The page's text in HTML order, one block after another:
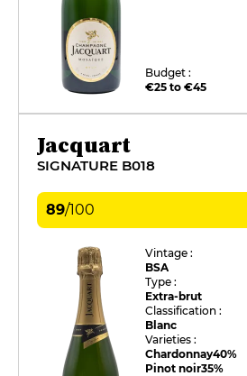
Budget :
€25 to €45
Jacquart
SIGNATURE B018
89/100
Vintage :
BSA
Type :
Extra-brut
Classification :
Blanc
Varieties :
Chardonnay40%
Pinot noir35%